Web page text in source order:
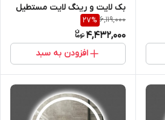
بک لایت و رینگ لایت مستطیل
بهداشتی و اینه کنسول سری
6,119,000
27%
4,432,000
افزودن به سبد